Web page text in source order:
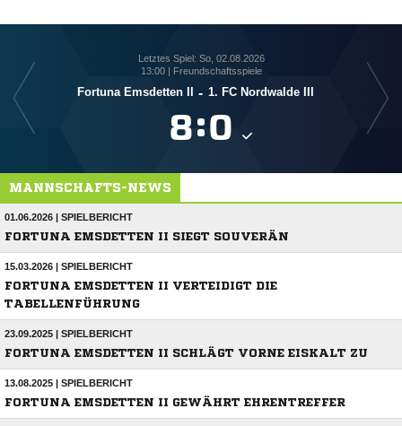
Letztes Spiel: So, 02.08.2026
13:00 | Freundschaftsspiele
Fortuna Emsdetten II - 1. FC Nordwalde III
:
MANNSCHAFTS-NEWS
01.06.2026 | SPIELBERICHT
FORTUNA EMSDETTEN II SIEGT SOUVERÄN
15.03.2026 | SPIELBERICHT
FORTUNA EMSDETTEN II VERTEIDIGT DIE
TABELLENFÜHRUNG
23.09.2025 | SPIELBERICHT
FORTUNA EMSDETTEN II SCHLÄGT VORNE EISKALT ZU
13.08.2025 | SPIELBERICHT
FORTUNA EMSDETTEN II GEWÄHRT EHRENTREFFER